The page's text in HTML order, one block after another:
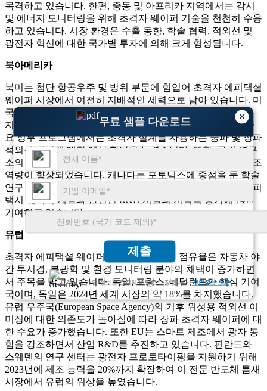
×
무료 샘플 다운로드
제출
고객님의 개인 정보는 완전히 비밀로 보장됩니다.개인정보 보호
목격하고 있습니다. 한편, 중동 및 아프리카 지역에서는 감시
및 에너지 모니터링을 위해 초격자 웨이퍼 기술을 천천히 수용
하고 있습니다. 시장 환경은 수출 동향, 학술 협력, 적외선 및
광전자 혁신에 대한 국가별 투자에 의해 크게 형성됩니다.
북아메리카
북미는 첨단 항공우주 및 방위 부문에 힘입어 초격자 에피택셜
웨이퍼 시장에서 여전히 지배적인 세력으로 남아 있습니다. 미
국은 2024년 전 세계 초격자 웨이퍼 사용량의 38% 이상을 차
지했으며, 특히 군용 적외선 감지 시스템에서 그랬습니다. 주
요 정부 프로그램에서는 초격자 설계를 사용하는 중파 및 장파
적외선 센서에 대한 예산 할당을 늘렸습니다. 또한, 국립 연구
소의 존재와 민간 반도체 회사와의 협력으로 국내 웨이퍼 제조
역량이 향상되었습니다. 캐나다는 포토닉스에 중점을 둔 학술
연구 센터를 통해 점차적으로 생태계에 진입하고 있으며, 에피
택시 웨이퍼 개발과 관련된 R&D 지출의 지역적 증가에 14%
기여하고 있습니다.
유럽
초격자 에피택셜 웨이퍼 시장에서 유럽의 점유율은 자동차 야
간 투시경, 분광학 및 환경 모니터링 분야의 채택이 증가하면
서 주목을 받고 있습니다. 독일, 프랑스, ​​네덜란드가 핵심 기여
국이며, 독일은 2024년 세계 시장의 약 18%를 차지했습니다.
유럽 우주국(European Space Agency)의 기후 위성용 적외선 이
미징에 대한 의존도가 높아짐에 따라 장파 초격자 웨이퍼에 대
한 수요가 증가했습니다. 또한 EU는 스마트 제조에서 광자 통
합을 강조하면서 산업 R&D를 추진하고 있습니다. 핀란드와
스웨덴의 연구 센터는 광전자 프로토타이핑을 지원하기 위해
2023년에 제조 능력을 20%까지 확장하여 이 전문 반도체 틈새
시장에서 유럽의 위상을 높였습니다.